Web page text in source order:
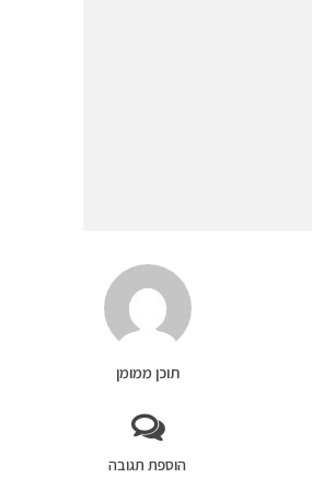
תוכן ממומן
הוספת תגובה